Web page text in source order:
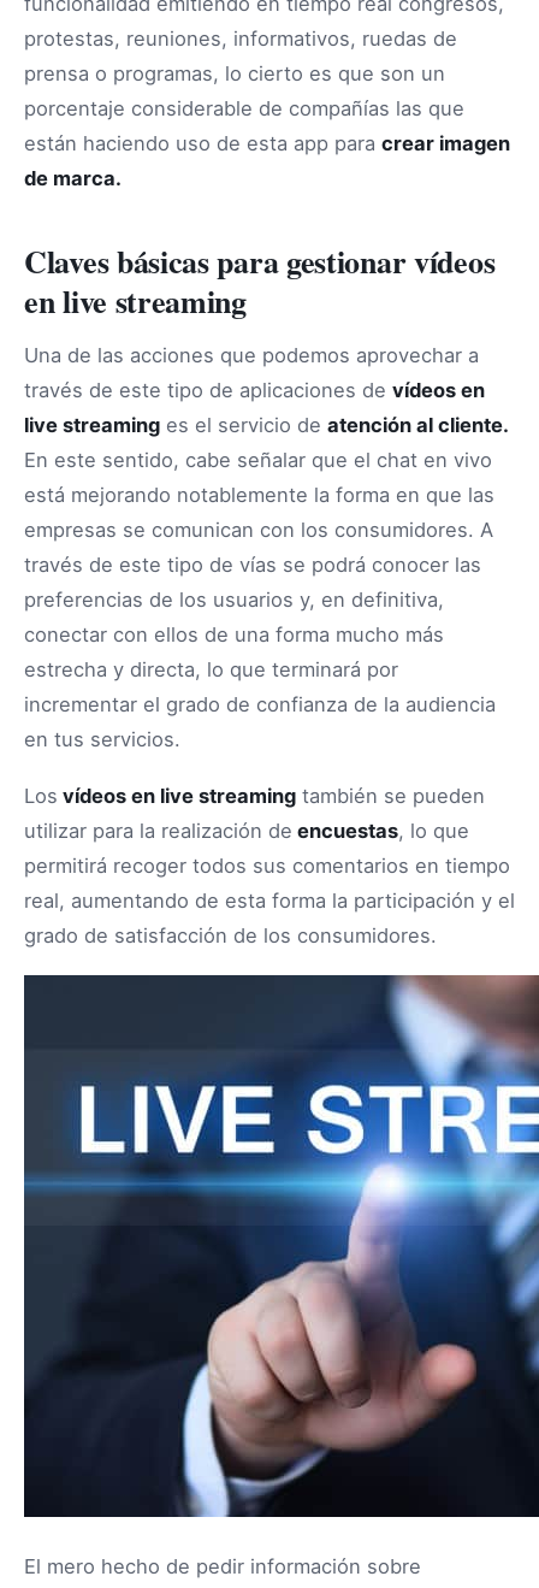
protestas, reuniones, informativos, ruedas de
prensa o programas, lo cierto es que son un
porcentaje considerable de compañías las que
están haciendo uso de esta app para crear imagen
de marca.
Claves básicas para gestionar vídeos
en live streaming
Una de las acciones que podemos aprovechar a
través de este tipo de aplicaciones de vídeos en
live streaming es el servicio de atención al cliente.
En este sentido, cabe señalar que el chat en vivo
está mejorando notablemente la forma en que las
empresas se comunican con los consumidores. A
través de este tipo de vías se podrá conocer las
preferencias de los usuarios y, en definitiva,
conectar con ellos de una forma mucho más
estrecha y directa, lo que terminará por
incrementar el grado de confianza de la audiencia
en tus servicios.
Los vídeos en live streaming también se pueden
utilizar para la realización de encuestas, lo que
permitirá recoger todos sus comentarios en tiempo
real, aumentando de esta forma la participación y el
grado de satisfacción de los consumidores.
El mero hecho de pedir información sobre